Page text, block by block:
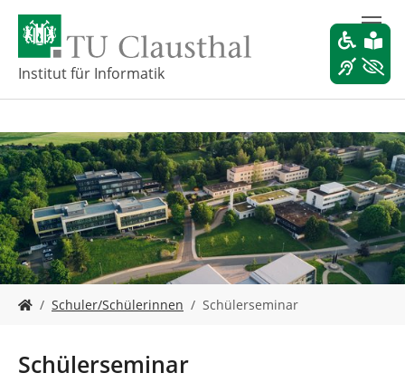
u
t
i
n
h
a
l
t
s
Institut für Informatik
i
i
Schuler/Schülerinnen Schülerseminar
Schülerseminar